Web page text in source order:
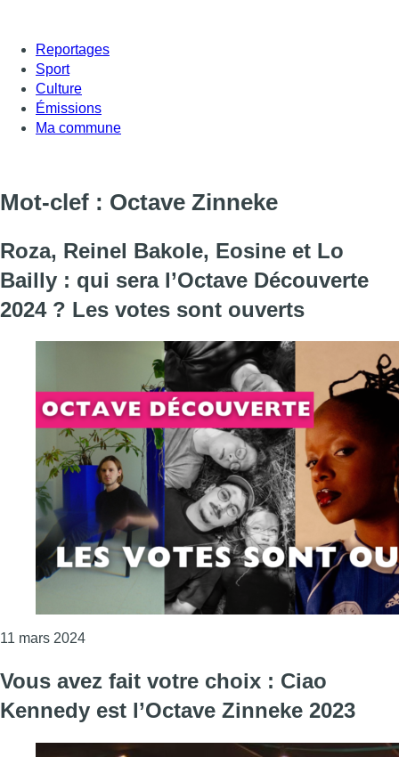
Reportages
Sport
Culture
Émissions
Ma commune
Mot-clef : Octave Zinneke
Roza, Reinel Bakole, Eosine et Lo
Bailly : qui sera l’Octave Découverte
2024 ? Les votes sont ouverts
11 mars 2024Consulter l'article "Roza, Reinel Bakole, Eosine
Vous avez fait votre choix : Ciao
Kennedy est l’Octave Zinneke 2023